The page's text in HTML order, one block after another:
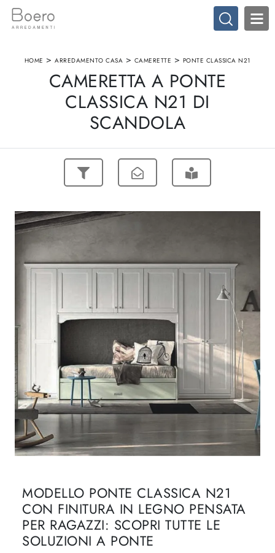
HOME > ARREDAMENTO CASA > CAMERETTE > PONTE CLASSICA N21
CAMERETTA A PONTE
CLASSICA N21 DI
SCANDOLA
MODELLO PONTE CLASSICA N21
CON FINITURA IN LEGNO PENSATA
PER RAGAZZI: SCOPRI TUTTE LE
SOLUZIONI A PONTE